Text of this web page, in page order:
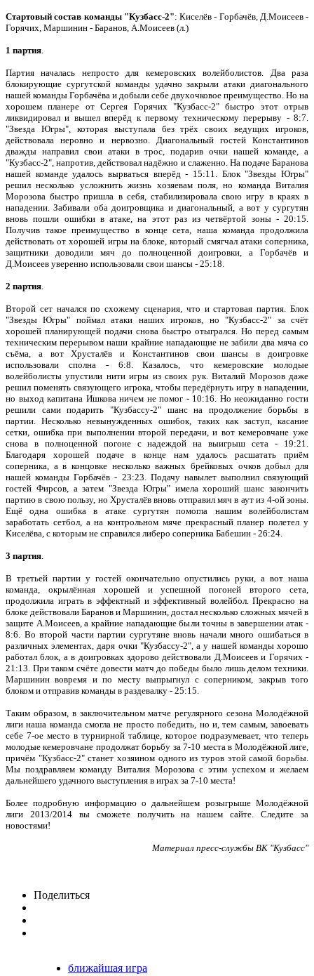
Стартовый состав команды "Кузбасс-2": Киселёв - Горбачёв, Д.Моисеев -
Горячих, Маршинин - Баранов, А.Моисеев (л.)
1 партия.
Партия началась непросто для кемеровских волейболистов. Два раза
блокирующие сургутской команды удачно закрыли атаки диагонального
нашей команды Горбачёва и добыли себе двухочковое преимущество. Но на
хорошем планере от Сергея Горячих "Кузбасс-2" быстро этот отрыв
ликвидировал и вышел вперёд к первому техническому перерыву - 8:7.
"Звезда Югры", которая выступала без трёх своих ведущих игроков,
действовала неровно и нервозно. Диагональный гостей Константинов
дважды направил свои атаки в трос, подарив очки нашей команде, а
"Кузбасс-2", напротив, действовал надёжно и слаженно. На подаче Баранова
нашей команде удалось вырваться вперёд - 15:11. Блок "Звезды Югры"
решил несколько усложнить жизнь хозяевам поля, но команда Виталия
Морозова быстро пришла в себя, стабилизировала свою игру в краях в
нападении. Забивали оба доигровщика и диагональный, а вот у сургутян
вновь пошли ошибки в атаке, на этот раз из четвёртой зоны - 20:15.
Получив такое преимущество в конце сета, наша команда продолжила
действовать от хорошей игры на блоке, который смягчал атаки соперника,
защитники доводили мяч до полноценной доигровки, а Горбачёв и
Д.Моисеев уверенно использовали свои шансы - 25:18.
2 партия.
Второй сет начался по схожему сценария, что и стартовая партия. Блок
"Звезды Югры" поймал атаки наших игроков, но "Кузбасс-2" за счёт
хорошей планирующей подачи снова быстро отыгрался. Но перед самым
техническим перерывом наши крайние нападающие не забили два мяча со
съёма, а вот Хрусталёв и Константинов свои шансы в доигровке
использовали сполна - 6:8. Казалось, что кемеровские молодые
волейболисты упустили нити игры из своих рук. Виталий Морозов даже
решил поменять связующего игрока, чтобы передёрнуть игру в нападении,
но выход капитана Ишкова ничем не помог - 10:16. Но неожиданно гости
решили сами подарить "Кузбассу-2" шанс на продолжение борьбы в
партии. Несколько невынужденных ошибок, таких как заступ, касание
сетки, ошибка при выполнении второй передачи, и вот кемеровчане уже
снова в полноценной погоне с надеждой на выигрыш сета - 19:21.
Благодаря хорошей подаче в конце нам удалось расшатать приём
соперника, а в концовке несколько важных брейковых очков добыл для
нашей команды Горбачёв - 23:23. Подачу навылет выполнил связующий
гостей Фирсов, а затем "Звезда Югры" имела хороший шанс закончить
партию в свою пользу, но Хрусталёв вновь отправил мяч в аут из 4-ой зоны.
Ещё одна ошибка в атаке сургутян помогла нашим волейболистам
заработать сетбол, а на контрольном мяче прекрасный планер полетел у
Киселёва, с которым не справился либеро соперника Бабешин - 26:24.
3 партия.
В третьей партии у гостей окончательно опустились руки, а вот наша
команда, окрылённая хорошей и успешной погоней второго сета,
продолжила играть в эффектный и эффективный волейбол. Прекрасно на
блоке действовали Баранов и Маршинин, достал несколько сложных мячей в
защите А.Моисеев, а крайние нападающие были точны в завершении атак -
8:6. Во второй части партии сургутяне вновь начали много ошибаться в
различных элементах, даря очки "Кузбассу-2", а у нашей команды хорошо
работал блок, а в доигровках здорово действовали Д.Моисеев и Горячих -
21:13. При таком счёте довести матч до победы было лишь делом техники.
Маршинин вовремя и по месту выпрыгнул с соперником, закрыв того
блоком и отправив команды в раздевалку - 25:15.
Таким образом, в заключительном матче регулярного сезона Молодёжной
лиги наша команда смогла не просто победить, но и, тем самым, завоевать
себе 7-ое место в турнирной таблице, которое подразумевает, что теперь
молодые кемеровчане продолжат борьбу за 7-10 места в Молодёжной лиге,
причём "Кузбасс-2" станет хозяином одного из туров этой самой борьбы.
Мы поздравляем команду Виталия Морозова с этим успехом и желаем
дальнейшего удачного выступления в играх за 7-10 места!
Более подробную информацию о дальнейшем розыгрыше Молодёжной
лиги 2013/2014 вы сможете получить на нашем сайте. Следите за
новостями!
Материал пресс-службы ВК "Кузбасс"
Поделиться
ближайшая игра